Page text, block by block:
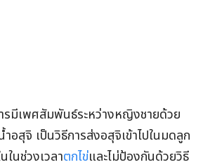
รมีเพศสัมพันธ์ระหว่างหญิงชายด้วย
อสุจิ เป็นวิธีการส่งอสุจิเข้าไปในมดลูก
ในช่วงเวลาตกไข่และไม่ป้องกันด้วยวิธี